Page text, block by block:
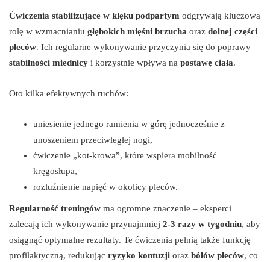
Ćwiczenia stabilizujące w klęku podpartym odgrywają kluczową
rolę w wzmacnianiu głębokich mięśni brzucha oraz dolnej części
pleców. Ich regularne wykonywanie przyczynia się do poprawy
stabilności miednicy i korzystnie wpływa na postawę ciała.
Oto kilka efektywnych ruchów:
uniesienie jednego ramienia w górę jednocześnie z
unoszeniem przeciwległej nogi,
ćwiczenie „kot-krowa”, które wspiera mobilność
kręgosłupa,
rozluźnienie napięć w okolicy pleców.
Regularność treningów ma ogromne znaczenie – eksperci
zalecają ich wykonywanie przynajmniej 2-3 razy w tygodniu, aby
osiągnąć optymalne rezultaty. Te ćwiczenia pełnią także funkcję
profilaktyczną, redukując ryzyko kontuzji oraz bólów pleców, co